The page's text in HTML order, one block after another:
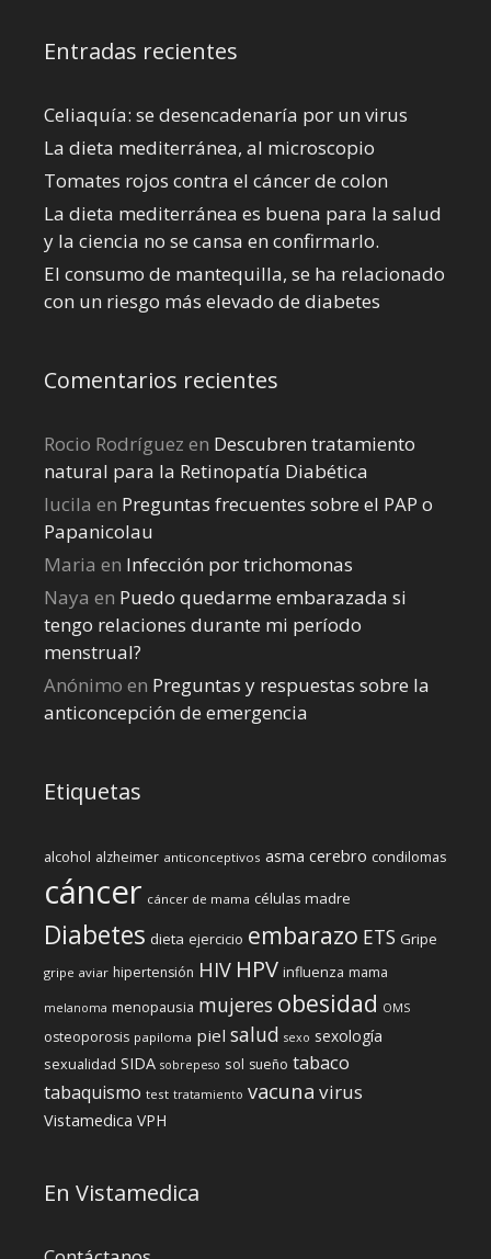
Entradas recientes
Celiaquía: se desencadenaría por un virus
La dieta mediterránea, al microscopio
Tomates rojos contra el cáncer de colon
La dieta mediterránea es buena para la salud
y la ciencia no se cansa en confirmarlo.
El consumo de mantequilla, se ha relacionado
con un riesgo más elevado de diabetes
Comentarios recientes
Rocio Rodríguez en Descubren tratamiento
natural para la Retinopatía Diabética
lucila en Preguntas frecuentes sobre el PAP o
Papanicolau
Maria en Infección por trichomonas
Naya en Puedo quedarme embarazada si
tengo relaciones durante mi perí­odo
menstrual?
Anónimo en Preguntas y respuestas sobre la
anticoncepción de emergencia
Etiquetas
alcohol alzheimer anticonceptivos asma cerebro condilomas
cáncer cáncer de mama células madre
Diabetes dieta ejercicio embarazo ETS Gripe
gripe aviar hipertensión HIV HPV influenza mama
melanoma menopausia mujeres obesidad OMS
osteoporosis papiloma piel salud sexo sexología
sexualidad SIDA sobrepeso sol sueño tabaco
tabaquismo test tratamiento vacuna virus
Vistamedica VPH
En Vistamedica